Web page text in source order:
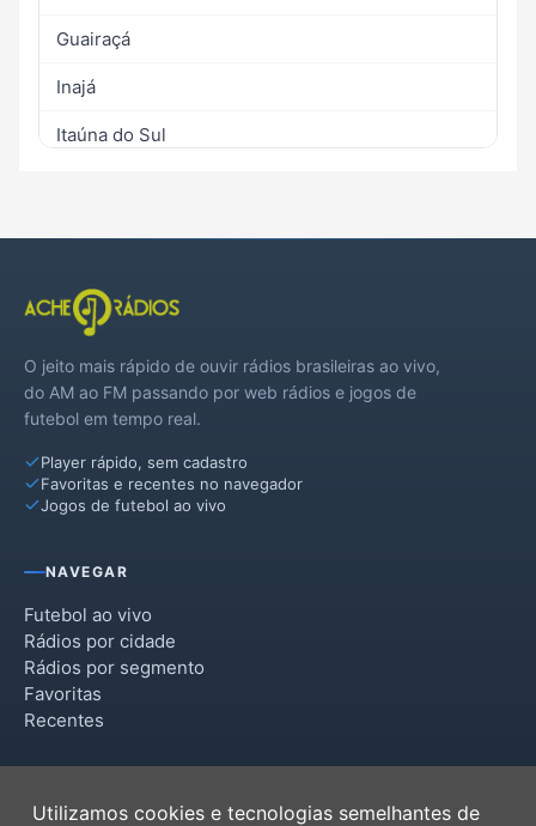
Guairaçá
Inajá
Itaúna do Sul
Nova Aliança do Ivaí
Nova Londrina
Paraíso do Norte
Paranapoema
Planaltina do Paraná
Porto Rico
Querência do Norte
Santa Cruz de Monte Castelo
Santa Isabel do Ivaí
Santo Antônio do Caiuá
O jeito mais rápido de ouvir rádios brasileiras ao vivo,
do AM ao FM passando por web rádios e jogos de
futebol em tempo real.
Player rápido, sem cadastro
Favoritas e recentes no navegador
Jogos de futebol ao vivo
NAVEGAR
Futebol ao vivo
Rádios por cidade
Rádios por segmento
Favoritas
Recentes
Utilizamos cookies e tecnologias semelhantes de